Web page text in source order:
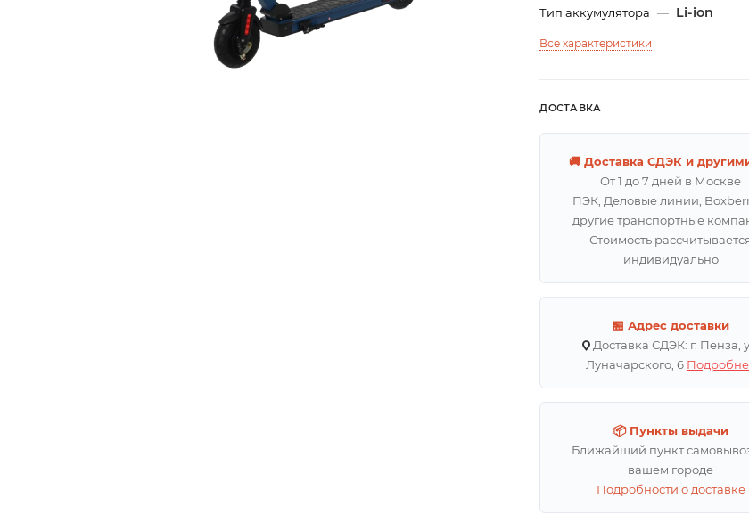
Тип аккумулятора — Li-ion
Все характеристики
ДОСТАВКА
🚚 Доставка СДЭК и
От 1 до 7 дней в Москве
ПЭК, Деловые линии,
другие транспортные
Стоимость
индивидуально
🏪 Адрес доставки
Доставка СДЭК: г. Пенза,
Луначарского, 6
📦 Пункты выдачи
Ближайший пункт
вашем городе
Подробности о доставке